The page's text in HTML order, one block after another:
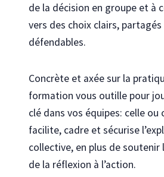
de la décision en groupe et à
vers des choix clairs,
défendables.
Concrète et axée sur la
formation vous outille pour
clé dans vos équipes: celle ou
facilite, cadre et sécurise
collective, en plus de soutenir
de la réflexion à l’action.